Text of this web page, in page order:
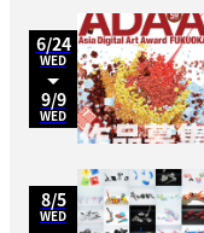
6/24
WED
9/9
WED
8/5
WED